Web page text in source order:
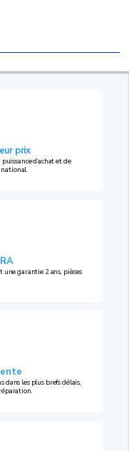
prix
d’achat et de
national.
garantie 2 ans, pièces
dans les plus brefs délais,